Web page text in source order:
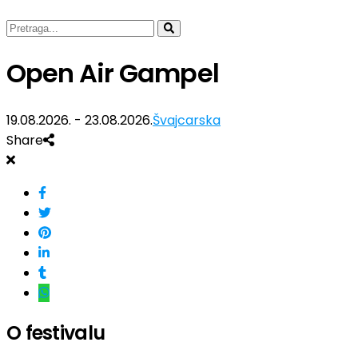
Open Air Gampel
19.08.2026. - 23.08.2026.Švajcarska
Share
O festivalu